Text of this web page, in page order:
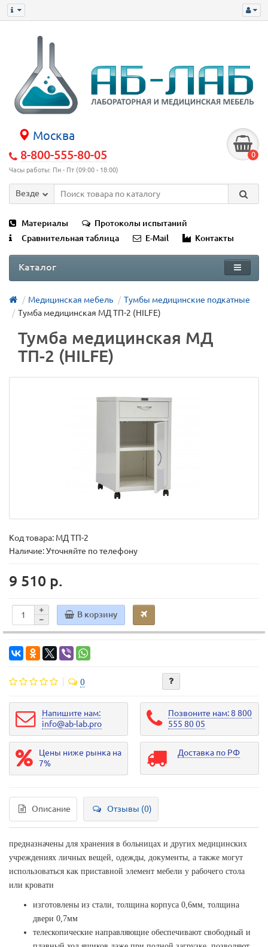
Москва
8-800-555-80-05
Часы работы: Пн - Пт (09:00 - 18:00)
0
Везде
Материалы
Протоколы испытаний
Сравнительная таблица
E-Mail Контакты
Каталог
Медицинская мебель
Тумбы медицинские подкатные
Тумба медицинская МД ТП-2 (HILFE)
Тумба медицинская МД
ТП-2 (HILFE)
Код товара: МД ТП-2
Наличие: Уточняйте по телефону
9 510 р.
В корзину
0
Напишите нам:
info@ab-lab.pro
Позвоните нам: 8 800
555 80 05
Цены ниже рынка на
7%
Доставка по РФ
Описание Отзывы (0)
предназначены для хранения в больницах и других медицинских
учреждениях личных вещей, одежды, документы, а также могут
использоваться как приставной элемент мебели у рабочего стола
или кровати
изготовлены из стали, толщина корпуса 0,6мм, толщина
двери 0,7мм
телескопические направляющие обеспечивают свободный и